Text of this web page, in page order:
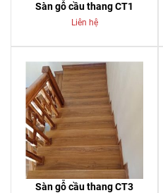
Sàn gỗ cầu thang CT1
Liên hệ
Sàn gỗ cầu thang CT3